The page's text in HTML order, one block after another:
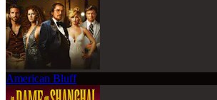
American Bluff